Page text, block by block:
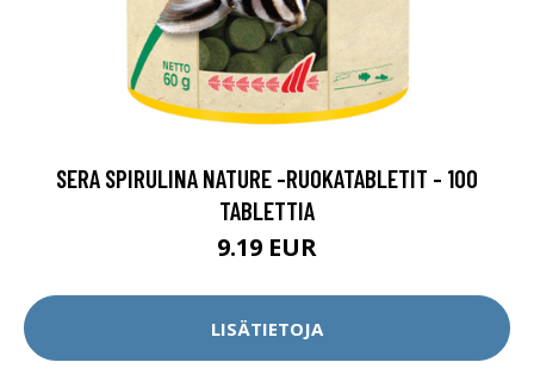
SERA SPIRULINA NATURE -RUOKATABLETIT - 100
TABLETTIA
9.19 EUR
LISÄTIETOJA